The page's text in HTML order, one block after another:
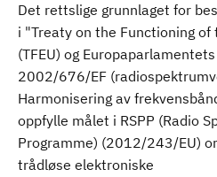
Det rettslige grunnlaget for
i "Treaty on the Functioning of
(TFEU) og
2002/676/EF
Harmonisering av
oppfylle målet i RSPP (Radio
Programme) (2012/243/EU)
trådløse elektroniske